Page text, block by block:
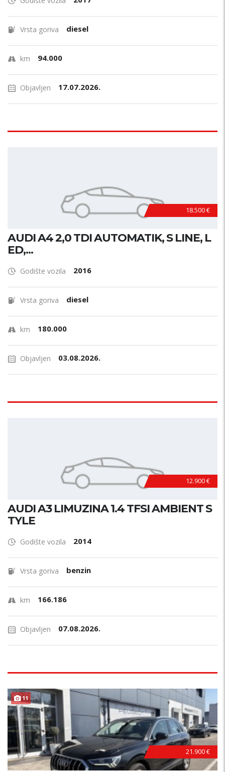
Vrsta goriva diesel
km 94.000
Objavljen 17.07.2026.
18.500 €
AUDI A4 2,0 TDI AUTOMATIK, S LINE, L
ED,...
Godište vozila 2016
Vrsta goriva diesel
km 180.000
Objavljen 03.08.2026.
12.900 €
AUDI A3 LIMUZINA 1.4 TFSI AMBIENT S
TYLE
Godište vozila 2014
Vrsta goriva benzin
km 166.186
Objavljen 07.08.2026.
11
21.900 €